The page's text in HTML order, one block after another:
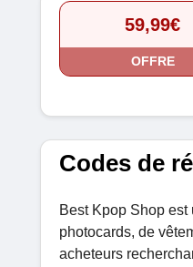
59,99€
OFFRE
Codes de
Best Kpop Shop
photocards, de
acheteurs